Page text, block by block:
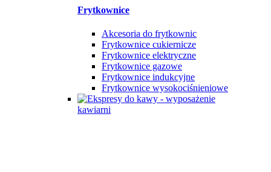
Frytkownice
Akcesoria do frytkownic
Frytkownice cukiernicze
Frytkownice elektryczne
Frytkownice gazowe
Frytkownice indukcyjne
Frytkownice wysokociśnieniowe